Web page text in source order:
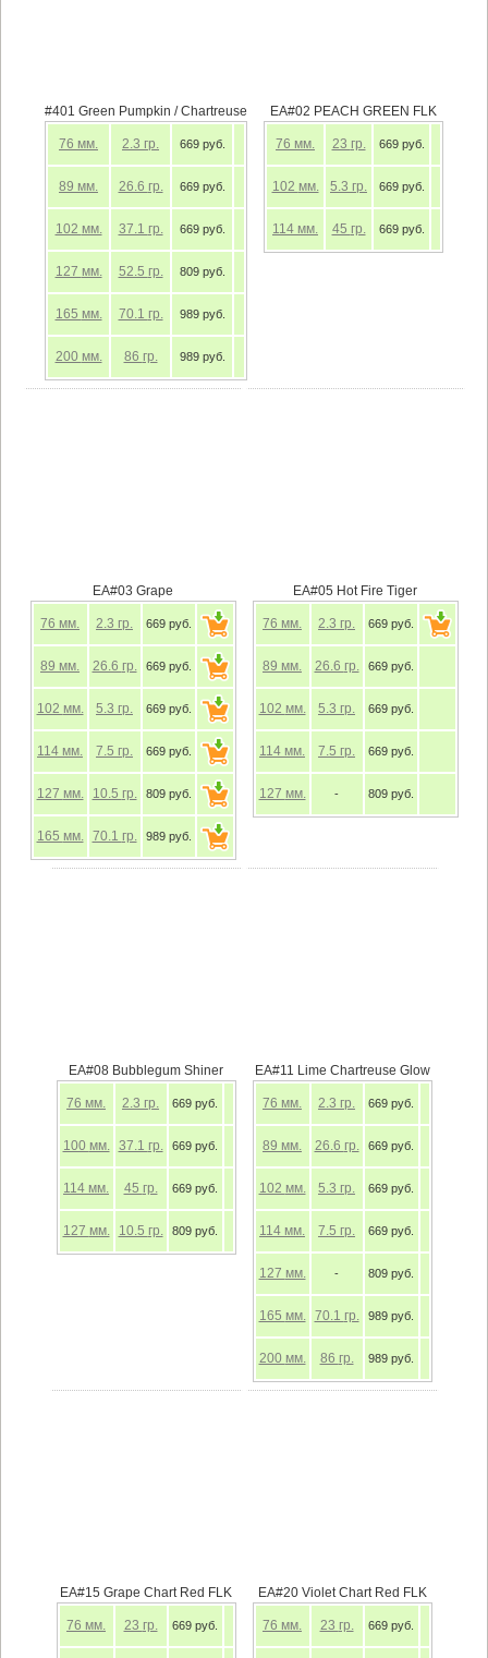
#401 Green Pumpkin / Chartreuse
76 мм. 2.3 гр. 669 руб.
89 мм. 26.6 гр. 669 руб.
102 мм. 37.1 гр. 669 руб.
127 мм. 52.5 гр. 809 руб.
165 мм. 70.1 гр. 989 руб.
200 мм. 86 гр. 989 руб.
EA#02 PEACH GREEN FLK
76 мм. 23 гр. 669 руб.
102 мм. 5.3 гр. 669 руб.
114 мм. 45 гр. 669 руб.
EA#03 Grape
76 мм. 2.3 гр. 669 руб.
89 мм. 26.6 гр. 669 руб.
102 мм. 5.3 гр. 669 руб.
114 мм. 7.5 гр. 669 руб.
127 мм. 10.5 гр. 809 руб.
165 мм. 70.1 гр. 989 руб.
EA#05 Hot Fire Tiger
76 мм. 2.3 гр. 669 руб.
89 мм. 26.6 гр. 669 руб.
102 мм. 5.3 гр. 669 руб.
114 мм. 7.5 гр. 669 руб.
127 мм. - 809 руб.
EA#08 Bubblegum Shiner
76 мм. 2.3 гр. 669 руб.
100 мм. 37.1 гр. 669 руб.
114 мм. 45 гр. 669 руб.
127 мм. 10.5 гр. 809 руб.
EA#11 Lime Chartreuse Glow
76 мм. 2.3 гр. 669 руб.
89 мм. 26.6 гр. 669 руб.
102 мм. 5.3 гр. 669 руб.
114 мм. 7.5 гр. 669 руб.
127 мм. - 809 руб.
165 мм. 70.1 гр. 989 руб.
200 мм. 86 гр. 989 руб.
EA#15 Grape Chart Red FLK
76 мм. 23 гр. 669 руб.
EA#20 Violet Chart Red FLK
76 мм. 23 гр. 669 руб.